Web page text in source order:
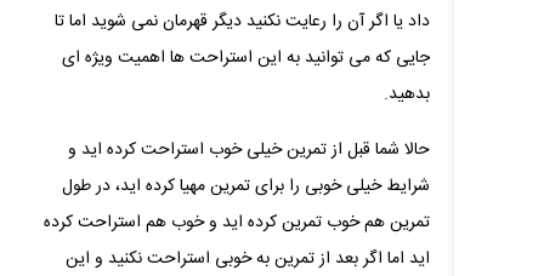
داد یا اگر آن را رعایت نکنید دیگر قهرمان نمی شوید اما تا
جایی که می توانید به این استراحت ها اهمیت ویژه ای
بدهید.
حالا شما قبل از تمرین خیلی خوب استراحت کرده اید و
شرایط خیلی خوبی را برای تمرین مهیا کرده اید، در طول
تمرین هم خوب تمرین کرده اید و خوب هم استراحت کرده
اید اما اگر بعد از تمرین به خوبی استراحت نکنید و این